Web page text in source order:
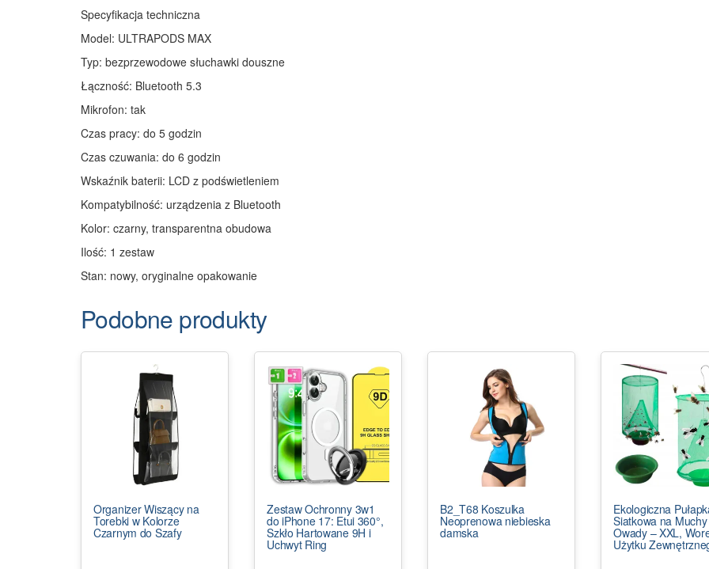
Specyfikacja techniczna
Model: ULTRAPODS MAX
Typ: bezprzewodowe słuchawki douszne
Łączność: Bluetooth 5.3
Mikrofon: tak
Czas pracy: do 5 godzin
Czas czuwania: do 6 godzin
Wskaźnik baterii: LCD z podświetleniem
Kompatybilność: urządzenia z Bluetooth
Kolor: czarny, transparentna obudowa
Ilość: 1 zestaw
Stan: nowy, oryginalne opakowanie
Podobne produkty
Organizer Wiszący na
Torebki w Kolorze
Czarnym do Szafy
Zestaw Ochronny 3w1
do iPhone 17: Etui 360°,
Szkło Hartowane 9H i
Uchwyt Ring
B2_T68 Koszulka
Neoprenowa niebieska
damska
Ekologiczna
Siatkowa na
Owady – XXL,
Użytku